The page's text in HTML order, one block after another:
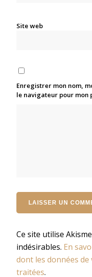
Site web
Enregistrer mon nom,
le navigateur pour mon
Ce site utilise
indésirables. En
dont les données
traitées.